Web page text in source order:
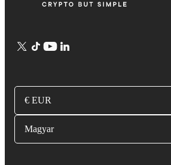
€ EUR
Magyar